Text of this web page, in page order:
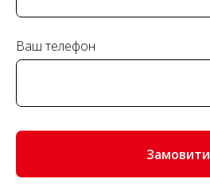
Ваш телефон
Замовити